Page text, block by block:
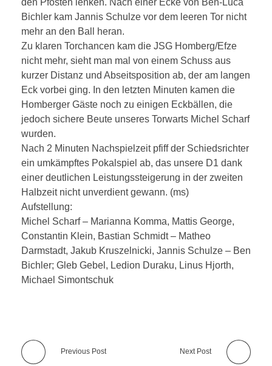
Bichler kam Jannis Schulze vor dem leeren Tor nicht
mehr an den Ball heran.
Zu klaren Torchancen kam die JSG Homberg/Efze
nicht mehr, sieht man mal von einem Schuss aus
kurzer Distanz und Abseitsposition ab, der am langen
Eck vorbei ging. In den letzten Minuten kamen die
Homberger Gäste noch zu einigen Eckbällen, die
jedoch sichere Beute unseres Torwarts Michel Scharf
wurden.
Nach 2 Minuten Nachspielzeit pfiff der Schiedsrichter
ein umkämpftes Pokalspiel ab, das unsere D1 dank
einer deutlichen Leistungssteigerung in der zweiten
Halbzeit nicht unverdient gewann. (ms)
Aufstellung:
Michel Scharf – Marianna Komma, Mattis George,
Constantin Klein, Bastian Schmidt – Matheo
Darmstadt, Jakub Kruszelnicki, Jannis Schulze – Ben
Bichler; Gleb Gebel, Ledion Duraku, Linus Hjorth,
Michael Simontschuk
Previous Post Next Post